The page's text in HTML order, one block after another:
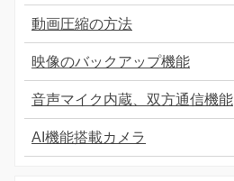
動画圧縮の方法
映像のバックアップ機能
音声マイク内蔵、双方通信機能
AI機能搭載カメラ